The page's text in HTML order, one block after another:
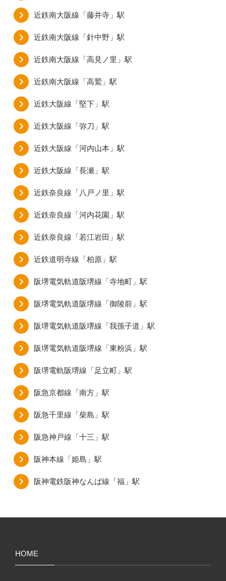
近鉄南大阪線「藤井寺」駅
近鉄南大阪線「針中野」駅
近鉄南大阪線「高見ノ里」駅
近鉄南大阪線「高鷲」駅
近鉄大阪線「堅下」駅
近鉄大阪線「弥刀」駅
近鉄大阪線「河内山本」駅
近鉄大阪線「長瀬」駅
近鉄奈良線「八戸ノ里」駅
近鉄奈良線「河内花園」駅
近鉄奈良線「若江岩田」駅
近鉄道明寺線「柏原」駅
阪堺電気軌道阪堺線「寺地町」駅
阪堺電気軌道阪堺線「御陵前」駅
阪堺電気軌道阪堺線「我孫子道」駅
阪堺電気軌道阪堺線「東粉浜」駅
阪堺電軌阪堺線「足立町」駅
阪急京都線「南方」駅
阪急千里線「柴島」駅
阪急神戸線「十三」駅
阪神本線「姫島」駅
阪神電鉄阪神なんば線「福」駅
HOME